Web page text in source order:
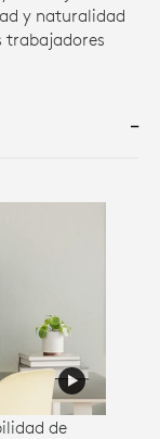
y naturalidad
trabajadores
de